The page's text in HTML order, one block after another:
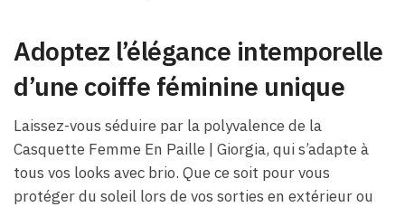
Adoptez l’élégance intemporelle
d’une coiffe féminine unique
Laissez-vous séduire par la polyvalence de la
Casquette Femme En Paille | Giorgia, qui s’adapte à
tous vos looks avec brio. Que ce soit pour vous
protéger du soleil lors de vos sorties en extérieur ou